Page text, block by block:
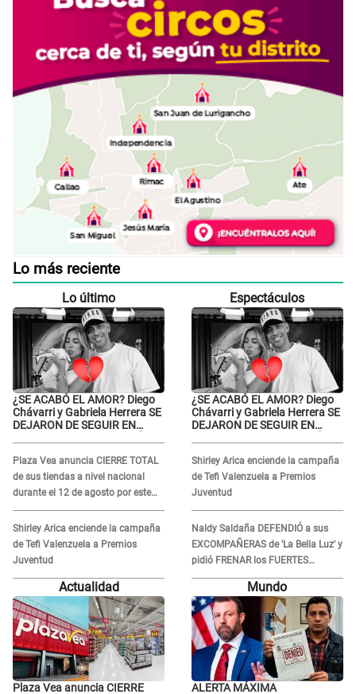
Lo más reciente
Lo último
¿SE ACABÓ EL AMOR? Diego
Chávarri y Gabriela Herrera SE
DEJARON DE SEGUIR EN
Plaza Vea anuncia CIERRE TOTAL
de sus tiendas a nivel nacional
durante el 12 de agosto por este
MOTIVO
Shirley Arica enciende la campaña
de Tefi Valenzuela a Premios
Juventud
Espectáculos
¿SE ACABÓ EL AMOR? Diego
Chávarri y Gabriela Herrera SE
DEJARON DE SEGUIR EN
Shirley Arica enciende la campaña
de Tefi Valenzuela a Premios
Juventud
Naldy Saldaña DEFENDIÓ a sus
EXCOMPAÑERAS de 'La Bella Luz' y
pidió FRENAR los FUERTES
ATAQUES en redes: “Aquí el único
Actualidad
Plaza Vea anuncia CIERRE
Mundo
ALERTA MÁXIMA